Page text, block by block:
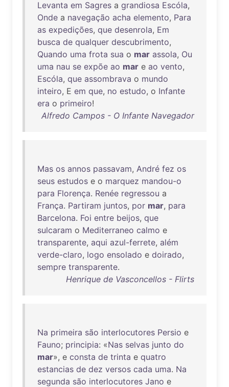
Levanta em Sagres a grandiosa Escóla,
Onde a navegação acha elemento, Para
as expedições, que desenrola, Em
busca de qualquer descubrimento,
Quando uma frota sua o mar assola, Ou
uma nau se expõe ao mar e ao vento,
Escóla, que assombrava o mundo
inteiro, E em que, no estudo, o Infante
era o primeiro!
Alfredo Campos - O Infante Navegador
Mas os annos passavam, André fez os
seus estudos e o marquez mandou-o
para Florença. Renée regressou a
França. Partiram juntos, por mar, para
Barcelona. Foi entre beijos, que
sulcaram o Mediterraneo calmo e
transparente, aqui azul-ferrete, além
verde-claro, logo ensolado e doirado,
sempre transparente.
Henrique de Vasconcellos - Flirts
Na primeira são interlocutores Persio e
Fauno; principia: «Nas selvas junto do
mar», e consta de trinta e quatro
estancias de dez versos cada uma. Na
segunda são interlocutores Jano e